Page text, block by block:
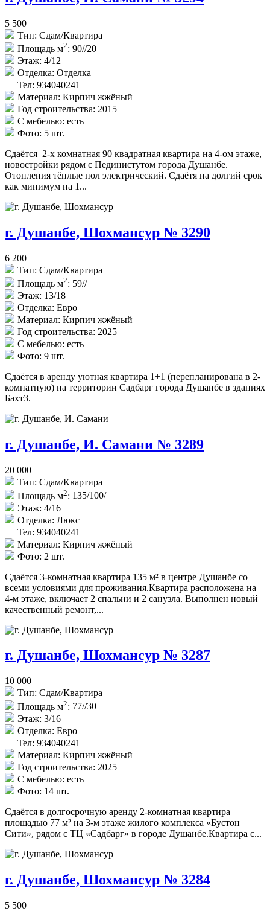
5 500
Тип: Сдам/Квартира
Площадь м2: 90//20
Этаж: 4/12
Отделка: Отделка
Тел: 934040241
Материал: Кирпич жжёный
Год строительства: 2015
С мебелью: есть
Фото: 5 шт.
Сдаётся 2-х комнатная 90 квадратная квартира на 4-ом этаже,
новостройки рядом с Пединистутом города Душанбе.
Отопления тёплые пол электрический. Сдаётя на долгий срок
как минимум на 1...
г. Душанбе, Шохмансур № 3290
6 200
Тип: Сдам/Квартира
Площадь м2: 59//
Этаж: 13/18
Отделка: Евро
Материал: Кирпич жжёный
Год строительства: 2025
С мебелью: есть
Фото: 9 шт.
Сдаётся в аренду уютная квартира 1+1 (перепланирована в 2-
комнатную) на территории Садбарг города Душанбе в зданиях
БахтЗ.
г. Душанбе, И. Самани № 3289
20 000
Тип: Сдам/Квартира
Площадь м2: 135/100/
Этаж: 4/16
Отделка: Люкс
Тел: 934040241
Материал: Кирпич жжёный
Фото: 2 шт.
Сдаётся 3-комнатная квартира 135 м² в центре Душанбе со
всеми условиями для проживания.Квартира расположена на
4-м этаже, включает 2 спальни и 2 санузла. Выполнен новый
качественный ремонт,...
г. Душанбе, Шохмансур № 3287
10 000
Тип: Сдам/Квартира
Площадь м2: 77//30
Этаж: 3/16
Отделка: Евро
Тел: 934040241
Материал: Кирпич жжёный
Год строительства: 2025
С мебелью: есть
Фото: 14 шт.
Сдаётся в долгосрочную аренду 2-комнатная квартира
площадью 77 м² на 3-м этаже жилого комплекса «Бустон
Сити», рядом с ТЦ «Садбарг» в городе Душанбе.Квартира с...
г. Душанбе, Шохмансур № 3284
5 500